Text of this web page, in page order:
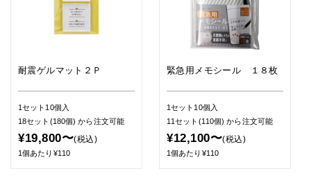
耐震ゲルマット２Ｐ
1セット10個入
18セット(180個)から注文可能
¥19,800〜(税込)
1個あたり¥110
緊急用メモシール １８枚
1セット10個入
11セット(110個)から注文可能
¥12,100〜(税込)
1個あたり¥110